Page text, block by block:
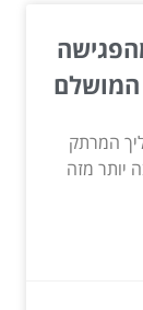
המושלם
המרתק
יותר מזה